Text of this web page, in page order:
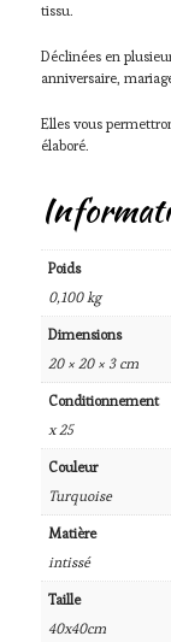
tissu.
Déclinées en
anniversaire,
Elles vous
élaboré.
Poids
0,100 kg
Dimensions
20 × 20 × 3 cm
Conditionnement
x 25
Couleur
Turquoise
Matière
intissé
Taille
40x40cm